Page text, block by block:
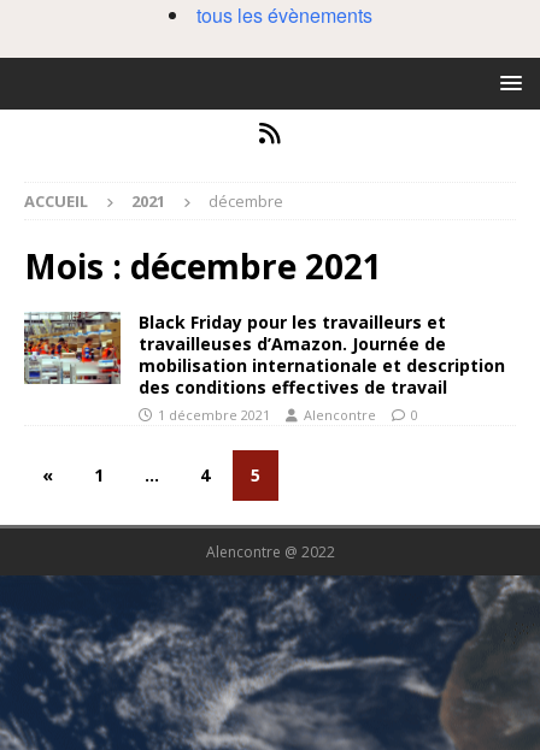
tous les évènements
ACCUEIL 2021 décembre
Mois : décembre 2021
Black Friday pour les travailleurs et
travailleuses d’Amazon. Journée de
mobilisation internationale et description
des conditions effectives de travail
1 décembre 2021 Alencontre 0
« 1 … 4 5
Alencontre @ 2022